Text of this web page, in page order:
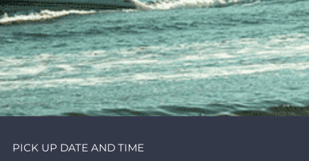
PICK UP DATE AND TIME